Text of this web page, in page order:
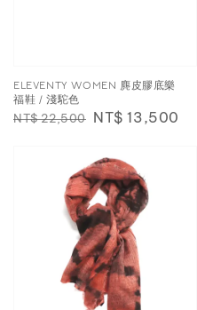
ELEVENTY WOMEN 麂皮膠底樂
福鞋 / 淺駝色
Regular
NT$ 22,500 Sale
NT$ 13,500